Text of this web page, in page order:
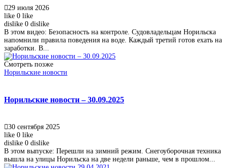
29 июля 2026
like 0 like
dislike 0 dislike
В этом видео: Безопасность на контроле. Судовладельцам Норильска
напомнили правила поведения на воде. Каждый третий готов ехать на
заработки. В...
Смотреть позже
Норильские новости
Норильские новости – 30.09.2025
30 сентября 2025
like 0 like
dislike 0 dislike
В этом выпуске: Перешли на зимний режим. Снегоуборочная техника
вышла на улицы Норильска на две недели раньше, чем в прошлом...